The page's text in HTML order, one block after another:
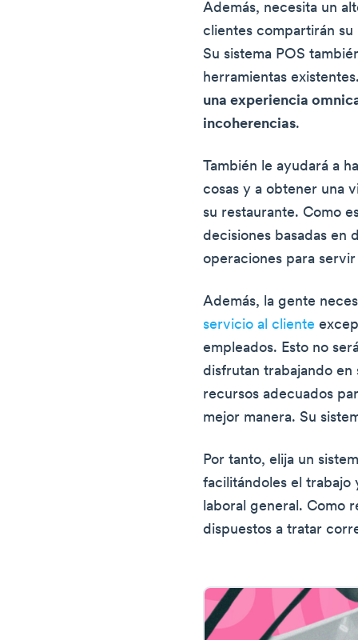
Además, necesita un
clientes compartirán
Su sistema POS
herramientas
una experiencia
incoherencias.
También le ayudará a
cosas y a obtener una
su restaurante. Como
decisiones basadas en
operaciones para
Además, la gente
servicio al cliente
empleados. Esto no
disfrutan trabajando en
recursos adecuados
mejor manera. Su
Por tanto, elija un
facilitándoles el trabajo
laboral general. Como
dispuestos a tratar